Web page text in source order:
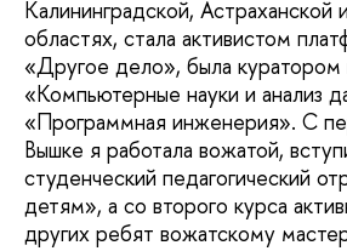
Калининградской, Астраханской
областях, стала активистом
«Другое дело», была куратором
«Компьютерные науки и анализ
«Программная инженерия». С
Вышке я работала вожатой,
студенческий педагогический
детям», а со второго курса
других ребят вожатскому